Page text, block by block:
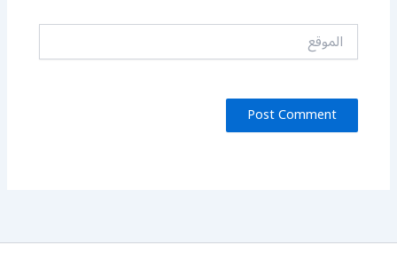
الموقع